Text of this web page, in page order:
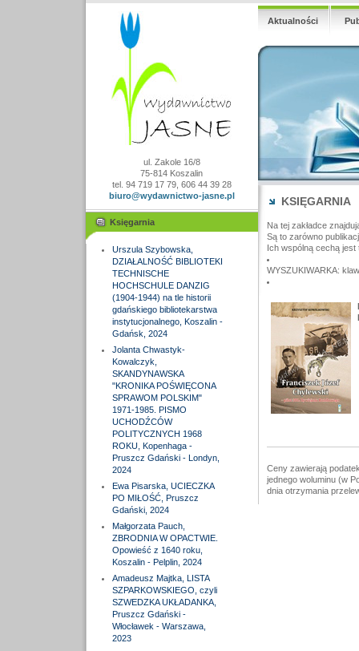
ul. Zakole 16/8
75-814 Koszalin
tel. 94 719 17 79, 606 44 39 28
biuro@wydawnictwo-jasne.pl
Księgarnia
Urszula Szybowska,
DZIAŁALNOŚĆ BIBLIOTEKI
TECHNISCHE
HOCHSCHULE DANZIG
(1904-1944) na tle historii
gdańskiego bibliotekarstwa
instytucjonalnego, Koszalin -
Gdańsk, 2024
Jolanta Chwastyk-
Kowalczyk,
SKANDYNAWSKA
"KRONIKA POŚWIĘCONA
SPRAWOM POLSKIM"
1971-1985. PISMO
UCHODŹCÓW
POLITYCZNYCH 1968
ROKU, Kopenhaga -
Pruszcz Gdański - Londyn,
2024
Ewa Pisarska, UCIECZKA
PO MIŁOŚĆ, Pruszcz
Gdański, 2024
Małgorzata Pauch,
ZBRODNIA W OPACTWIE.
Opowieść z 1640 roku,
Koszalin - Pelplin, 2024
Amadeusz Majtka, LISTA
SZPARKOWSKIEGO, czyli
SZWEDZKA UKŁADANKA,
Pruszcz Gdański -
Włocławek - Warszawa,
2023
Aktualności
KSIĘGARNIA
Na tej zakładce
Są to zarówno
Ich wspólną cechą
WYSZUKIWARKA:
Ceny zawierają
jednego woluminu (w
dnia otrzymania